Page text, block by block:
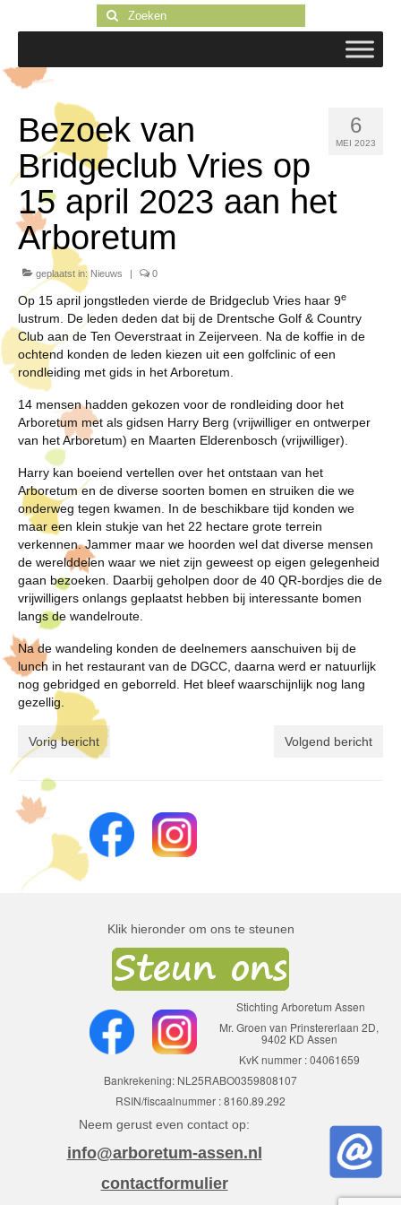
Zoeken
naar:
6
MEI 2023
Bezoek van
Bridgeclub Vries op
15 april 2023 aan het
Arboretum
geplaatst in: Nieuws | 0
Op 15 april jongstleden vierde de Bridgeclub Vries haar 9e
lustrum. De leden deden dat bij de Drentsche Golf & Country
Club aan de Ten Oeverstraat in Zeijerveen. Na de koffie in de
ochtend konden de leden kiezen uit een golfclinic of een
rondleiding met gids in het Arboretum.
14 mensen hadden gekozen voor de rondleiding door het
Arboretum met als gidsen Harry Berg (vrijwilliger en ontwerper
van het Arboretum) en Maarten Elderenbosch (vrijwilliger).
Harry kan boeiend vertellen over het ontstaan van het
Arboretum en de diverse soorten bomen en struiken die we
onderweg tegen kwamen. In de beschikbare tijd konden we
maar een klein stukje van het 22 hectare grote terrein
verkennen. Jammer maar we hoorden wel dat diverse mensen
de werelddelen waar we niet zijn geweest op eigen gelegenheid
gaan bezoeken. Daarbij geholpen door de 40 QR-bordjes die de
vrijwilligers onlangs geplaatst hebben bij interessante bomen
langs de wandelroute.
Na de wandeling konden de deelnemers aanschuiven bij de
lunch in het restaurant van de DGCC, daarna werd er natuurlijk
nog gebridged en geborreld. Het bleef waarschijnlijk nog lang
gezellig.
Vorig bericht Volgend bericht
Klik hieronder om ons te steunen
Stichting Arboretum Assen
Mr. Groen van Prinstererlaan 2D,
9402 KD Assen
KvK nummer : 04061659
Bankrekening: NL25RABO0359808107
RSIN/fiscaalnummer : 8160.89.292
Neem gerust even contact op:
info@arboretum-assen.nl
contactformulier